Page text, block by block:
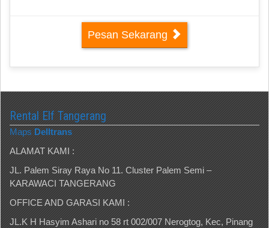
Pesan Sekarang
Rental Elf Tangerang
Maps Delltrans
ALAMAT KAMI :
JL. Palem Siray Raya No 11. Cluster Palem Semi –
KARAWACI TANGERANG
OFFICE AND GARASI KAMI :
JL.K H Hasyim Ashari no 58 rt 002/007 Nerogtog, Kec, Pinang